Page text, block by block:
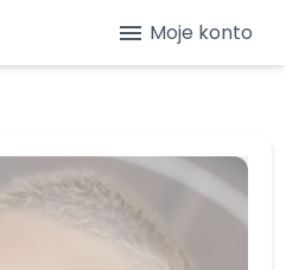
menu Moje konto